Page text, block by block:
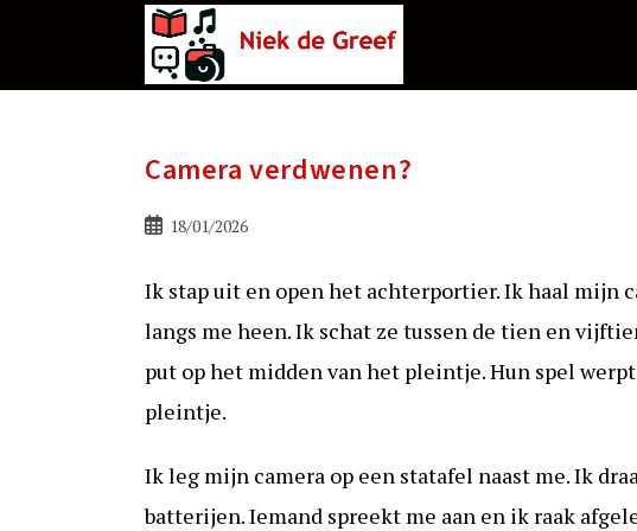
Camera verdwenen?
Bericht18/01/2026
Ik stap uit en open het achterportier. Ik haal mijn
langs me heen. Ik schat ze tussen de tien en
put op het midden van het pleintje. Hun spel
pleintje.
Ik leg mijn camera op een statafel naast me. Ik
batterijen. Iemand spreekt me aan en ik raak